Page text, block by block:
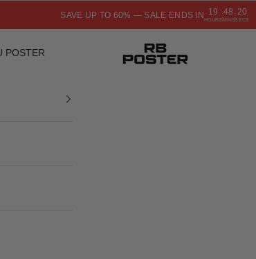
SAVE UP TO 60% — SALE ENDS IN 19
HOURS:48
MINS: 19
SECS
RB POSTER
POSTER